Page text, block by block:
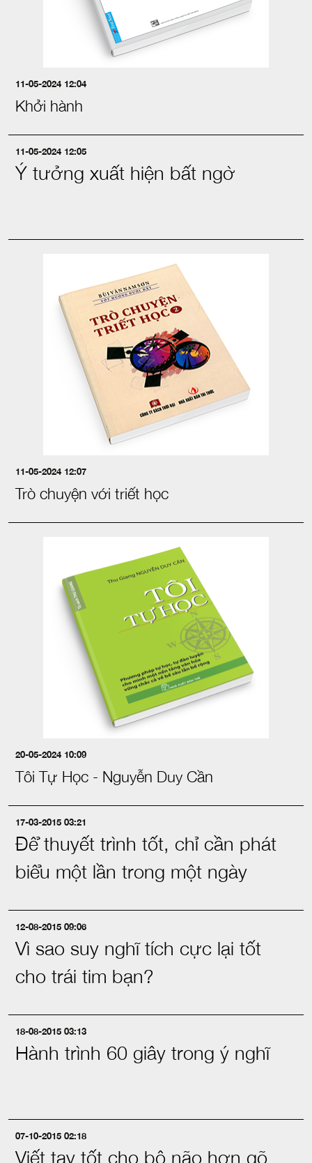
11-05-2024 12:04
Khởi hành
11-05-2024 12:05
Ý tưởng xuất hiện bất ngờ
11-05-2024 12:07
Trò chuyện với triết học
20-05-2024 10:09
Tôi Tự Học - Nguyễn Duy Cần
17-03-2015 03:21
Để thuyết trình tốt, chỉ cần phát
biểu một lần trong một ngày
12-08-2015 09:06
Vì sao suy nghĩ tích cực lại tốt
cho trái tim bạn?
18-08-2015 03:13
Hành trình 60 giây trong ý nghĩ
07-10-2015 02:18
Viết tay tốt cho bộ não hơn gõ